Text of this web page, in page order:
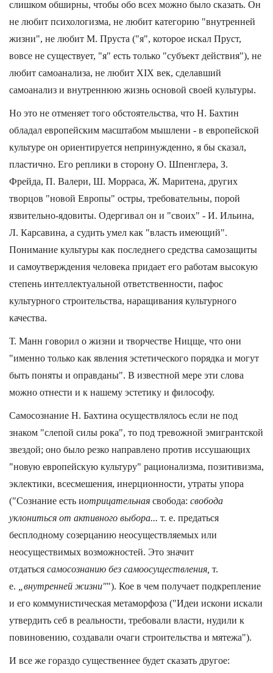
слишком обширны, чтобы обо всех можно было сказать. Он
не любит психологизма, не любит категорию "внутренней
жизни", не любит М. Пруста ("я", которое искал Пруст,
вовсе не существует, "я" есть только "субъект действия"), не
любит самоанализа, не любит XIX век, сделавший
самоанализ и внутреннюю жизнь основой своей культуры.
Но это не отменяет того обстоятельства, что Н. Бахтин
обладал европейским масштабом мышлени - в европейской
культуре он ориентируется непринужденно, я бы сказал,
пластично. Его реплики в сторону О. Шпенглера, З.
Фрейда, П. Валери, Ш. Морраса, Ж. Маритена, других
творцов "новой Европы" остры, требовательны, порой
язвительно-ядовиты. Одергивал он и "своих" - И. Ильина,
Л. Карсавина, а судить умел как "власть имеющий".
Понимание культуры как последнего средства самозащиты
и самоутверждения человека придает его работам высокую
степень интеллектуальной ответственности, пафос
культурного строительства, наращивания культурного
качества.
Т. Манн говорил о жизни и творчестве Ницще, что они
"именно только как явления эстетического порядка и могут
быть поняты и оправданы". В известной мере эти слова
можно отнести и к нашему эстетику и философу.
Самосознание Н. Бахтина осуществлялось если не под
знаком "слепой силы рока", то под тревожной эмигрантской
звездой; оно было резко направлено против иссушающих
"новую европейскую культуру" рационализма, позитивизма,
эклектики, всесмешения, инерционности, утраты упора
("Сознание есть иотрицательная свобода: свобода
уклониться от активного выбора... т. е. предаться
бесплодному созерцанию неосуществляемых или
неосуществимых возможностей. Это значит
отдаться самосознанию без самоосуществления, т.
е.
„внутренней жизни""). Кое в чем получает подкрепление
и его коммунистическая метаморфоза ("Идеи искони искали
утвердить себ в реальности, требовали власти, нудили к
повиновению, создавали очаги строительства и мятежа").
И все же гораздо существеннее будет сказать другое: